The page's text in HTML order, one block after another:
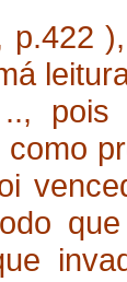
p.422
pois
como